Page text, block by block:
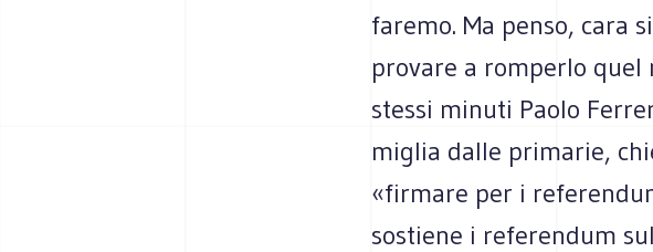
faremo. Ma penso, cara
provare a romperlo quel
stessi minuti Paolo
miglia dalle primarie,
«firmare per i
sostiene i referendum